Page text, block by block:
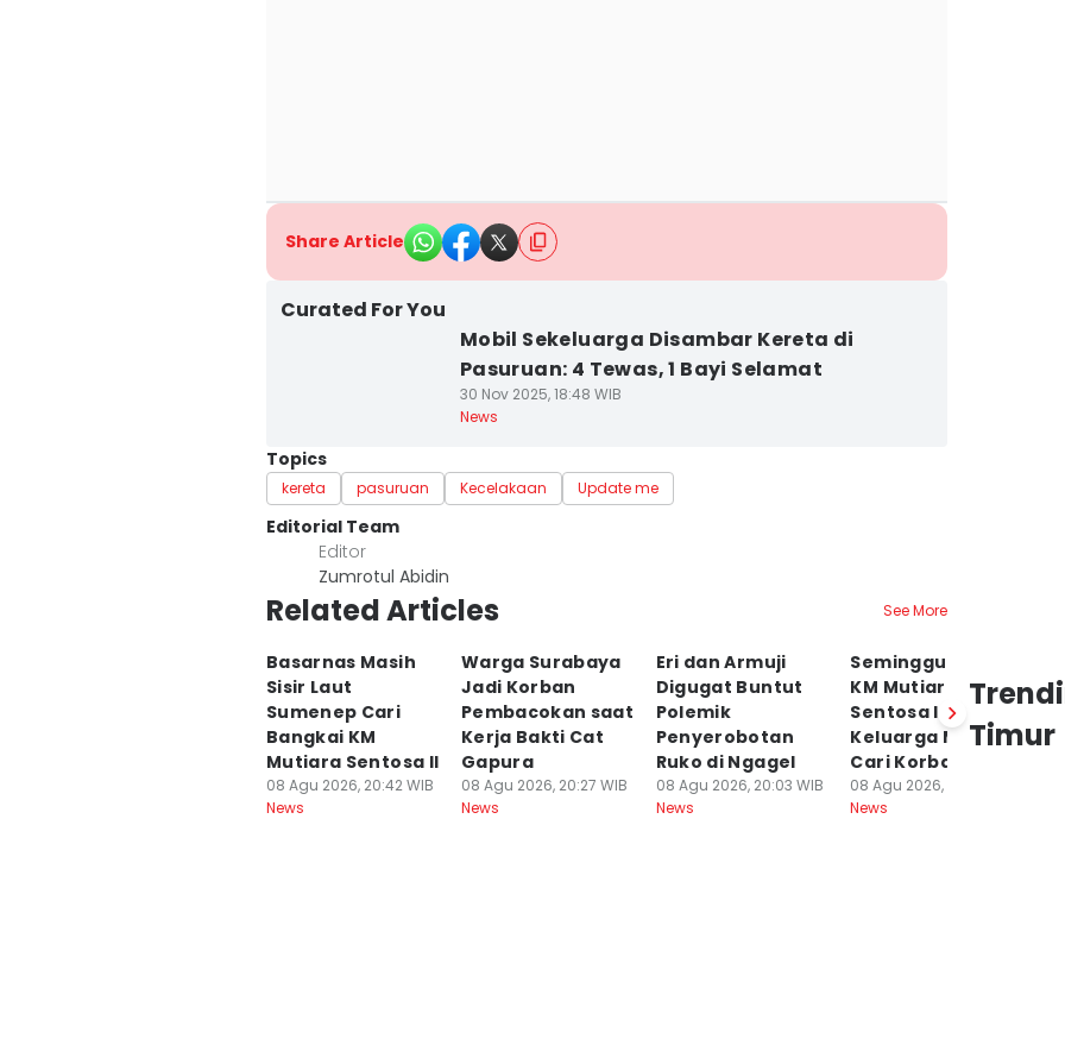
Share Article
Curated For You
Mobil Sekeluarga Disambar Kereta di
Pasuruan: 4 Tewas, 1 Bayi Selamat
30 Nov 2025, 18:48 WIB
News
Topics
kereta pasuruan Kecelakaan Update me
Editorial Team
Editor
Zumrotul Abidin
Related Articles See More
Basarnas Masih
Sisir Laut
Sumenep Cari
Bangkai KM
Mutiara Sentosa II
08 Agu 2026, 20:42 WIB
News
Warga Surabaya
Jadi Korban
Pembacokan saat
Kerja Bakti Cat
Gapura
08 Agu 2026, 20:27 WIB
News
Eri dan Armuji
Digugat Buntut
Polemik
Penyerobotan
Ruko di Ngagel
08 Agu 2026, 20:03 WIB
News
Seminggu Insiden
KM Mutiara
Sentosa II,
Keluarga Masih
Cari Korban
08 Agu 2026, 17:00 WIB
News
Timur